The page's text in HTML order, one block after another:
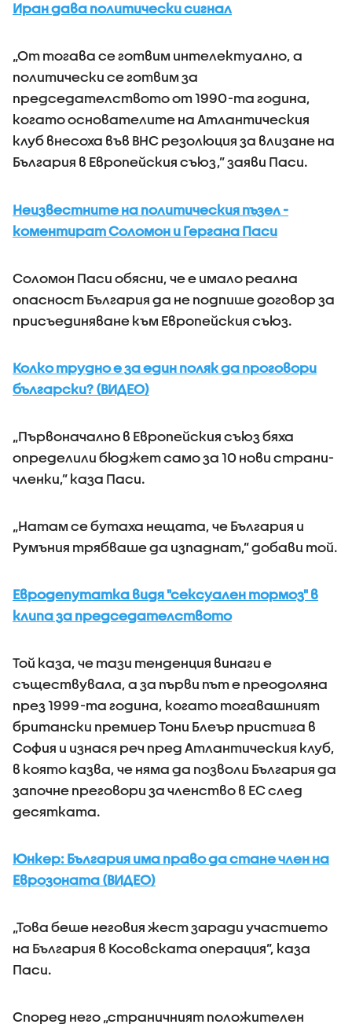
Иран дава политически сигнал
„От тогава се готвим интелектуално, а
политически се готвим за
председателството от 1990-та година,
когато основателите на Атлантическия
клуб внесоха във ВНС резолюция за влизане на
България в Европейския съюз,” заяви Паси.
Неизвестните на политическия пъзел -
коментират Соломон и Гергана Паси
Соломон Паси обясни, че е имало реална
опасност България да не подпише договор за
присъединяване към Европейския съюз.
Колко трудно е за един поляк да проговори
български? (ВИДЕО)
„Първоначално в Европейския съюз бяха
определили бюджет само за 10 нови страни-
членки,” каза Паси.
„Натам се бутаха нещата, че България и
Румъния трябваше да изпаднат,” добави той.
Евродепутатка видя "сексуален тормоз" в
клипа за председателството
Той каза, че тази тенденция винаги е
съществувала, а за първи път е преодоляна
през 1999-та година, когато тогавашният
британски премиер Тони Блеър пристига в
София и изнася реч пред Атлантическия клуб,
в която казва, че няма да позволи България да
започне преговори за членство в ЕС след
десятката.
Юнкер: България има право да стане член на
Еврозоната (ВИДЕО)
„Това беше неговия жест заради участието
на България в Косовската операция”, каза
Паси.
Според него „страничният положителен